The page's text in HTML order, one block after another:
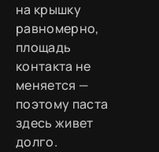
на крышку
равномерно,
площадь
контакта не
меняется —
поэтому паста
здесь живет
долго.